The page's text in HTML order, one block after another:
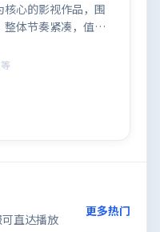
心的影视作品，围
体节奏紧凑，值得
直达播放
更多热门